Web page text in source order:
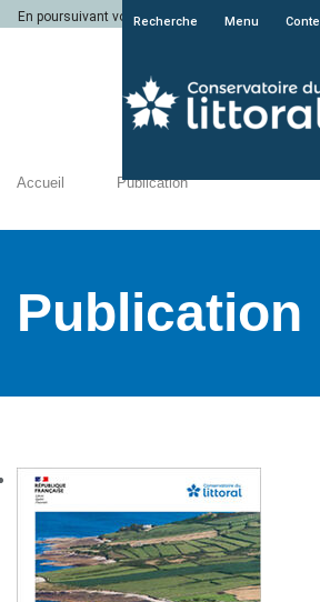
En poursuivant votre navigation sur le site du
Recherche Menu
Accueil Publication
Publication